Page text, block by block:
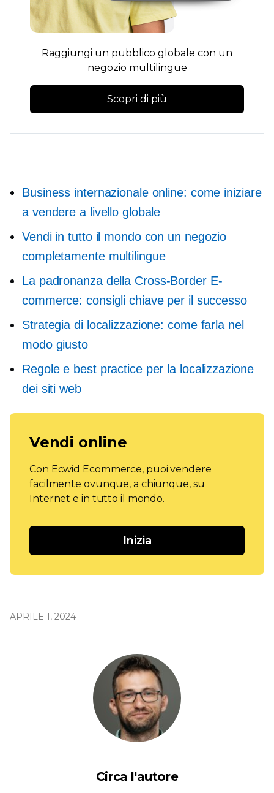
Raggiungi un pubblico globale con un
negozio multilingue
Scopri di più
Business internazionale online: come iniziare
a vendere a livello globale
Vendi in tutto il mondo con un negozio
completamente multilingue
La padronanza della Cross-BorderE-
commerce: consigli chiave per il successo
Strategia di localizzazione: come farla nel
modo giusto
Regole e best practice per la localizzazione
dei siti web
Vendi online
Con Ecwid Ecommerce, puoi vendere
facilmente ovunque, a chiunque, su
Internet e in tutto il mondo.
Inizia
APRILE 1, 2024
Circa l'autore